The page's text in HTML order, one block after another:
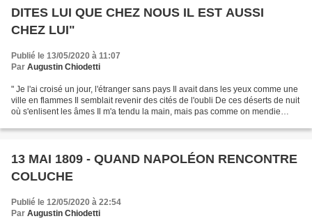
DITES LUI QUE CHEZ NOUS IL EST AUSSI
CHEZ LUI"
Publié le 13/05/2020 à 11:07
Par Augustin Chiodetti
" Je l'ai croisé un jour, l'étranger sans pays Il avait dans les yeux comme une
ville en flammes Il semblait revenir des cités de l'oubli De ces déserts de nuit
où s'enlisent les âmes Il m'a tendu la main, mais pas comme on mendie
13 MAI 1809 - QUAND NAPOLÉON RENCONTRE
COLUCHE
Publié le 12/05/2020 à 22:54
Par Augustin Chiodetti